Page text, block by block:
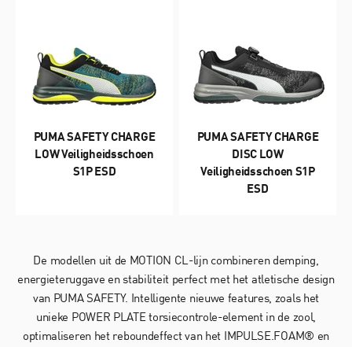
PUMA SAFETY CHARGE
LOW Veiligheidsschoen
S1P ESD
PUMA SAFETY CHARGE
DISC LOW
Veiligheidsschoen S1P
ESD
De modellen uit de MOTION CL-lijn combineren demping,
energieteruggave en stabiliteit perfect met het atletische design
van PUMA SAFETY. Intelligente nieuwe features, zoals het
unieke POWER PLATE torsiecontrole-element in de zool,
optimaliseren het reboundeffect van het IMPULSE.FOAM® en